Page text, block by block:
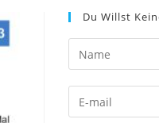
Du Willst